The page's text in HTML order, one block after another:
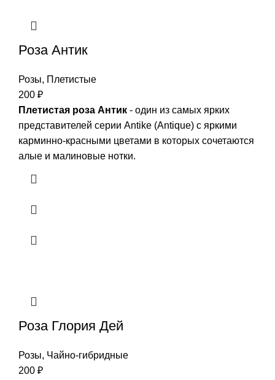
Роза Антик
Розы, Плетистые
200 ₽
Плетистая роза Антик - один из самых ярких
представителей серии Antike (Antique) с яркими
карминно-красными цветами в которых сочетаются
алые и малиновые нотки.
Роза Глория Дей
Розы, Чайно-гибридные
200 ₽